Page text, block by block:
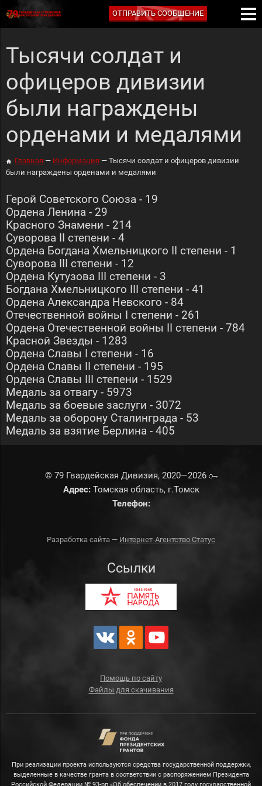
ОТПРАВИТЬ СООБЩЕНИЕ
Тысячи солдат и
офицеров дивизии
были награждены
орденами и медалями
Главная Информация
Тысячи солдат и офицеров дивизии
были награждены орденами и медалями
Герой Советского Союза - 19
Ордена Ленина - 29
Красного Знамени - 214
Суворова II степени - 4
Ордена Богдана Хмельницкого II степени - 1
Суворова III степени - 12
Ордена Кутузова III степени - 3
Богдана Хмельницкого III степени - 41
Ордена Александра Невского - 84
Отечественной войны I степени - 261
Ордена Отечественной войны II степени - 784
Красной Звезды - 1283
Ордена Славы I степени - 16
Ордена Славы II степени ­- 195
Ордена Славы III степени - 1529
Медаль за отвагу - 5973
Медаль за боевые заслуги - 3072
Медаль за оборону Сталинграда - 53
Медаль за взятие Берлина - 405
© 79 Гвардейская Дивизия, 2020—2026
Адрес:Томская область, г.Томск
Телефон:
Разработка сайта — Интернет-Агентство Статус
Ссылки
Помощь по сайту
Файлы для скачивания
При реализации проекта используются средства государственной поддержки,
выделенные в качестве гранта в соответствии с распоряжением Президента